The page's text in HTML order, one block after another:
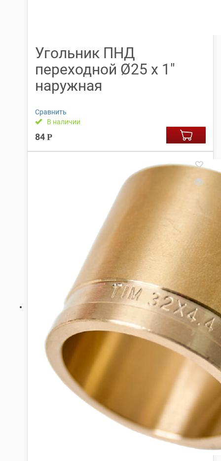
Угольник ПНД
переходной Ø25 х 1″
наружная
Сравнить
В наличии
84 Р